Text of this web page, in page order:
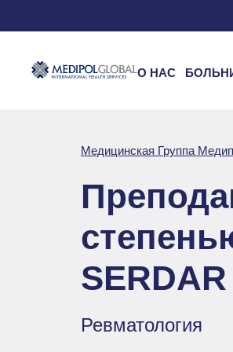
О НАС
Медицинская Группа
Ревматология